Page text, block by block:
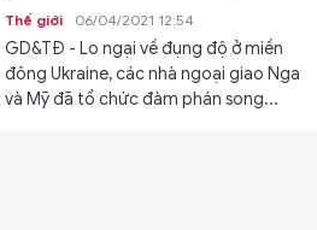
Thế giới 06/04/2021 12:54
GD&TĐ - Lo ngại về đụng độ ở miền
đông Ukraine, các nhà ngoại giao Nga
và Mỹ đã tổ chức đàm phán song...